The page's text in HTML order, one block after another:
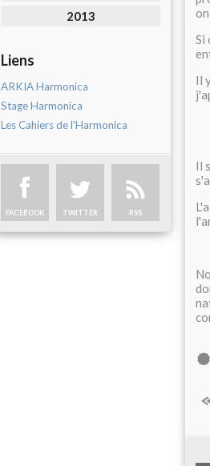
2013
Liens
ARKIA Harmonica
Stage Harmonica
Les Cahiers de l'Harmonica
FACEBOOK TWITTER RSS
Si
Il
Il